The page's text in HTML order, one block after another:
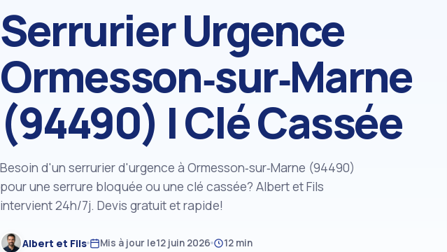
Serrurier Urgence
Ormesson‑sur‑Marne
(94490) | Clé Cassée
Besoin d'un serrurier d'urgence à Ormesson‑sur‑Marne (94490)
pour une serrure bloquée ou une clé cassée? Albert et Fils
intervient 24h/7j. Devis gratuit et rapide!
Albert et Fils Mis à jour le12 juin 2026 12 min